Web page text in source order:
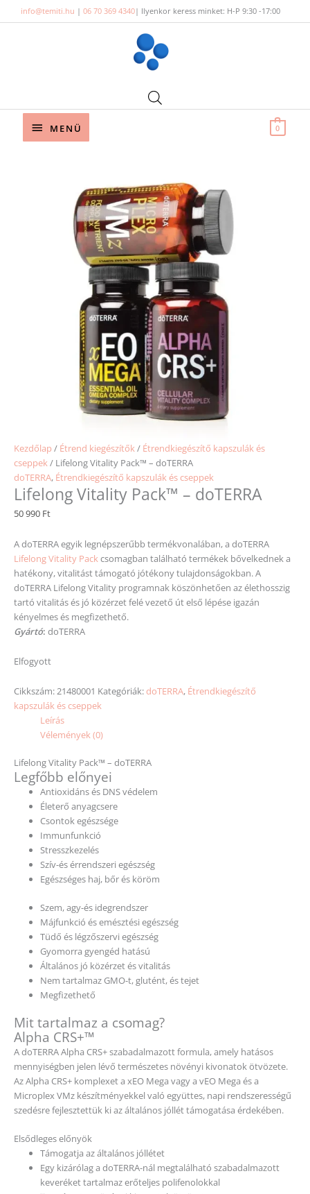
to
info@temiti.hu | 06 70 369 4340| Ilyenkor keress minket: H-P 9:30 -17:00
Below
MENÜ 0
Kezdőlap / Étrend kiegészítők/ Étrendkiegészítő kapszulák és
cseppek/ Lifelong Vitality Pack™ – doTERRA
doTERRA, Étrendkiegészítő kapszulák és cseppek
Lifelong Vitality Pack™ – doTERRA
50 990 Ft
A doTERRA egyik legnépszerűbb termékvonalában, a doTERRA
Lifelong Vitality Pack csomagban található termékek bővelkednek a
hatékony, vitalitást támogató jótékony tulajdonságokban. A
doTERRA Lifelong Vitality programnak köszönhetően az élethosszig
tartó vitalitás és jó közérzet felé vezető út első lépése igazán
kényelmes és megfizethető.
Gyártó: doTERRA
Elfogyott
Cikkszám:21480001 Kategóriák:doTERRA, Étrendkiegészítő
kapszulák és cseppek
Leírás
Vélemények (0)
Lifelong Vitality Pack™ – doTERRA
Legfőbb előnyei
Antioxidáns és DNS védelem
Életerő anyagcsere
Csontok egészsége
Immunfunkció
Stresszkezelés
Szív-és érrendszeri egészség
Egészséges haj, bőr és köröm
Szem, agy-és idegrendszer
Májfunkció és emésztési egészség
Tüdő és légzőszervi egészség
Gyomorra gyengéd hatású
Általános jó közérzet és vitalitás
Nem tartalmaz GMO-t, glutént, és tejet
Megfizethető
Mit tartalmaz a csomag?
Alpha CRS+™
A doTERRA Alpha CRS+ szabadalmazott formula, amely hatásos
mennyiségben jelen lévő természetes növényi kivonatok ötvözete.
Az Alpha CRS+ komplexet a xEO Mega vagy a vEO Mega és a
Microplex VMz készítményekkel való együttes, napi rendszerességű
szedésre fejlesztettük ki az általános jóllét támogatása érdekében.
Elsődleges előnyök
Támogatja az általános jóllétet
Egy kizárólag a doTERRA-nál megtalálható szabadalmazott
keveréket tartalmaz erőteljes polifenolokkal